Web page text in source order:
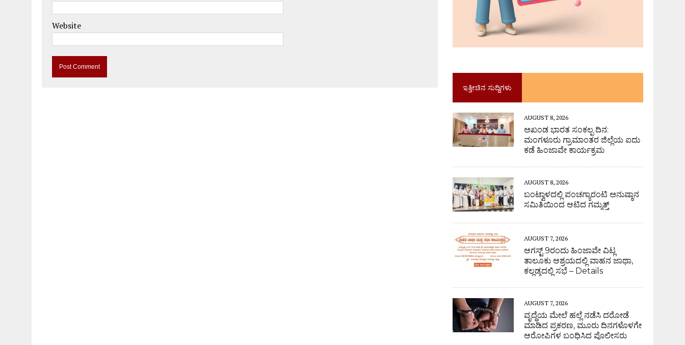
Website
ಇತ್ತೀಚಿನ ಸುದ್ದಿಗಳು
AUGUST 8, 2026
ಅಖಂಡ ಭಾರತ ಸಂಕಲ್ಪ ದಿನ:
ಮಂಗಳೂರು ಗ್ರಾಮಾಂತರ ಜಿಲ್ಲೆಯ ಐದು
ಕಡೆ ಹಿಂಜಾವೇ ಕಾರ್ಯಕ್ರಮ
AUGUST 8, 2026
ಬಂಟ್ವಾಳದಲ್ಲಿ ಪಂಚಗ್ಯಾರಂಟಿ ಅನುಷ್ಠಾನ
ಸಮಿತಿಯಿಂದ ಆಟಿದ ಗಮ್ಮತ್ತ್
AUGUST 7, 2026
ಆಗಸ್ಟ್ 9ರಂದು ಹಿಂಜಾವೇ ವಿಟ್ಲ
ತಾಲೂಕು ಆಶ್ರಯದಲ್ಲಿ ವಾಹನ ಜಾಥಾ,
ಕಲ್ಲಡ್ಕದಲ್ಲಿ ಸಭೆ – Details
AUGUST 7, 2026
ವೃದ್ಧೆಯ ಮೇಲೆ ಹಲ್ಲೆ ನಡೆಸಿ ದರೋಡೆ
ಮಾಡಿದ ಪ್ರಕರಣ, ಮೂರು ದಿನಗಳೊಳಗೇ
ಆರೋಪಿಗಳ ಬಂಧಿಸಿದ ಪೊಲೀಸರು